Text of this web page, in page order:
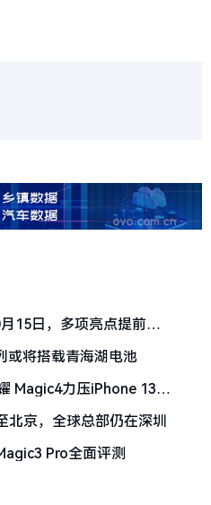
15日，多项亮点提前揭
或将搭载青海湖电池
Magic4力压iPhone 13
北京，全球总部仍在深圳
Pro全面评测